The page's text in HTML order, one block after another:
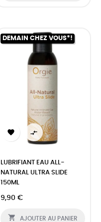
DEMAIN CHEZ VOUS*!
 
LUBRIFIANT EAU ALL-
NATURAL ULTRA SLIDE
150ML
9,90 €
 AJOUTER AU PANIER